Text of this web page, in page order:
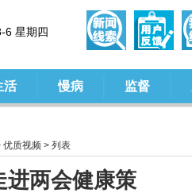
6 星期四
活 慢病 监督
优质视频 > 列表
进两会健康策